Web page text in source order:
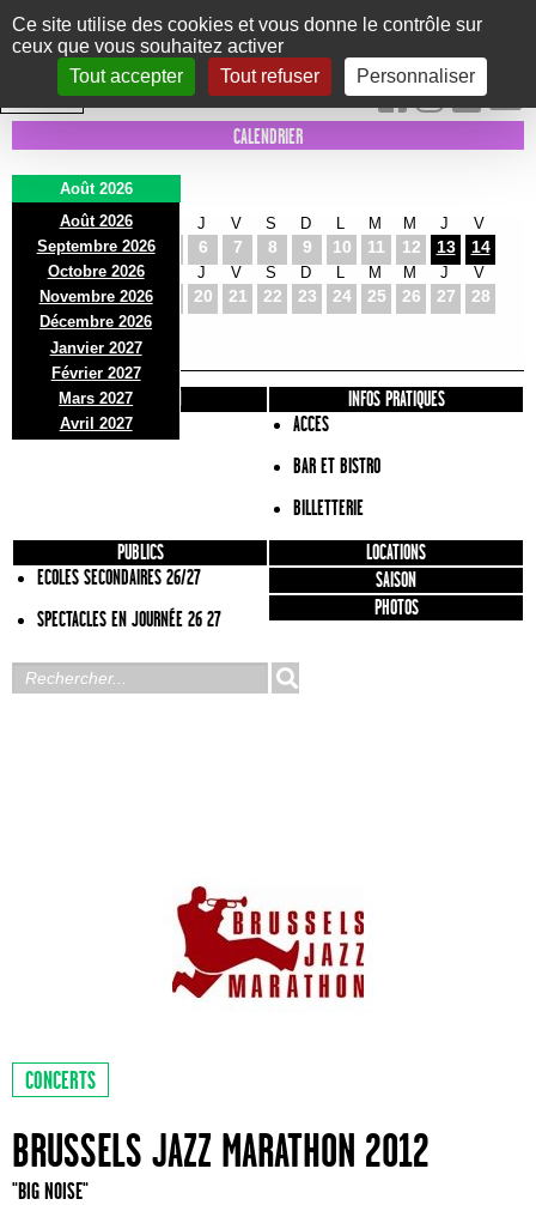
Panneau de gestion des cookies
Ce site utilise des cookies et vous donne le contrôle sur
ceux que vous souhaitez activer
Tout accepter
Tout refuser Personnaliser
Le Marni
CONCERTS DANSE/CIRQUE THÉÂTRE KIDS EXPOS EVENTS
INTRA MUROS
CALENDRIER
Août 2026
Août 2026
Septembre 2026
Octobre 2026
Novembre 2026
Décembre 2026
Janvier 2027
Février 2027
Mars 2027
Avril 2027
D
2
L
3
M
4
J
6
V
7
S
8
D
9 10
M
11
M
12
J
13
V
14
D
16
L
17
M
18
J
20
V
21
S
22
D
23 24
M
25
M
26
J
27
V
28
D
30
L
31
PRÉSENTATION
INFOS PRATIQUES
ACCES
BAR ET BISTRO
BILLETTERIE
PUBLICS
ECOLES SECONDAIRES 26/27
SPECTACLES EN JOURNÉE 26 27
LOCATIONS
SAISON
PHOTOS
CONCERTS
BRUSSELS JAZZ MARATHON 2012
"BIG NOISE"